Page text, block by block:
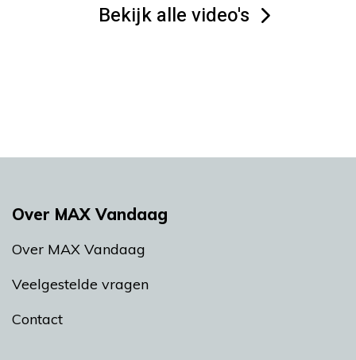
Bekijk alle video's
Over MAX Vandaag
Over MAX Vandaag
Veelgestelde vragen
Contact